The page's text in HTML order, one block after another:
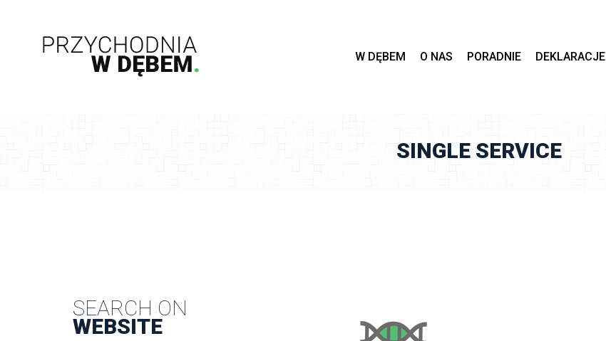
W DĘBEM O NAS PORADNIE DEKLARACJE
SINGLE SERVICE
SEARCH ON
WEBSITE